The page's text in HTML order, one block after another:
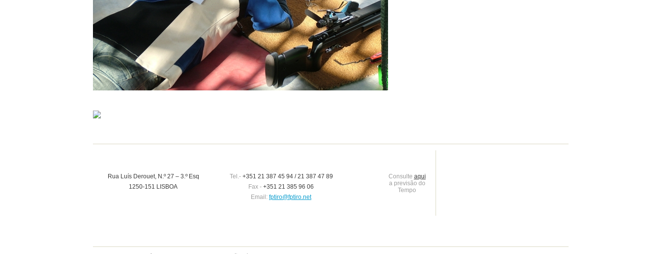
Rua Luís Derouet, N.º 27 – 3.º Esq
1250-151 LISBOA
Tel.-+351 21 387 45 94 / 21 387 47 89
Fax - +351 21 385 96 06
Email: fptiro@fptiro.net
Consulte aqui
a previsão do
Tempo